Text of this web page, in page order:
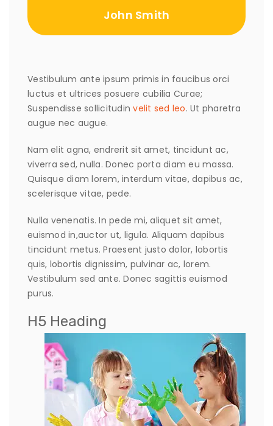
John Smith
Vestibulum ante ipsum primis in faucibus orci
luctus et ultrices posuere cubilia Curae;
Suspendisse sollicitudinvelit sed leo. Ut pharetra
augue nec augue.
Nam elit agna, endrerit sit amet, tincidunt ac,
viverra sed, nulla. Donec porta diam eu massa.
Quisque diam lorem, interdum vitae, dapibus ac,
scelerisque vitae, pede.
Nulla venenatis. In pede mi, aliquet sit amet,
euismod in,auctor ut, ligula. Aliquam dapibus
tincidunt metus. Praesent justo dolor, lobortis
quis, lobortis dignissim, pulvinar ac, lorem.
Vestibulum sed ante. Donec sagittis euismod
purus.
H5 Heading